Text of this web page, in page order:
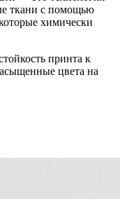
ткани с помощью
химически
принта к
цвета на